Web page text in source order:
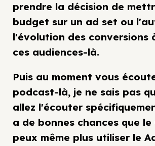
prendre la décision de
budget sur un ad set ou
l'évolution des conversions
ces audiences-là.
Puis au moment vous
podcast-là, je ne sais pas
allez l'écouter
a de bonnes chances que le
peux même plus utiliser le